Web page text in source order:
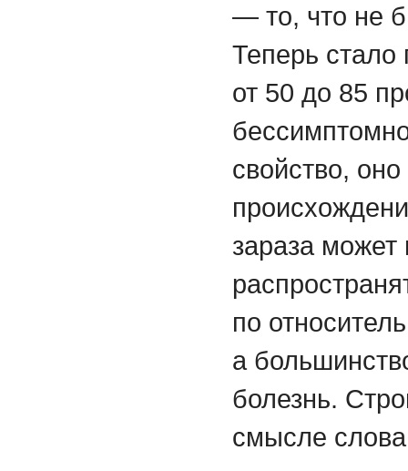
— то, что не
Теперь
от 50 до 85
свойство,
зараза
по
а
болезнь.
смысле